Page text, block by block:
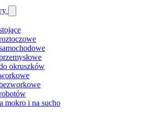
okruszków
mokro i na sucho